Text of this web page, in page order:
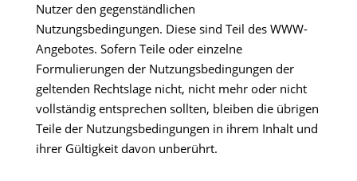
Nutzer den gegenständlichen
Nutzungsbedingungen. Diese sind Teil des WWW-
Angebotes. Sofern Teile oder einzelne
Formulierungen der Nutzungsbedingungen der
geltenden Rechtslage nicht, nicht mehr oder nicht
vollständig entsprechen sollten, bleiben die übrigen
Teile der Nutzungsbedingungen in ihrem Inhalt und
ihrer Gültigkeit davon unberührt.